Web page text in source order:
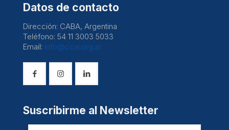
Datos de contacto
Dirección: CABA, Argentina
Teléfono: 54 11 3003 5033
Email: info@ccai.org.ar
Suscribirme al Newsletter